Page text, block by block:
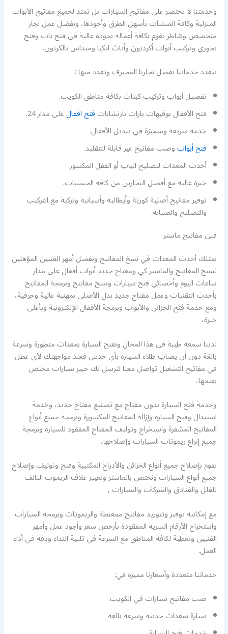
وخدمتنا لا تختصر على مفاتيح السيارات بل تمتد لجميع مفاتيح الأبواب
المنزلية وكافة المنشآت بأسهل الطرق وأجودها، وبفضل عمل نجار
متخصص وشاطر يقوم بكافة أعماله بجودة عالية في فتح باب وفتح
تجوري وتركيب أبواب أكرديون وأثاث ايكيا وميداس بالكرتون.
تتعدد خدماتنا بفضل نجارنا المحترف وتعدد منها :
تفصيل أبواب وتركيب كبتات بكافة مناطق الكويت.
فتح الأقفال بوفيهات بارات بارتشاناتفتح اقفالعلى مدار 24.
خدمة سريعة ومتميزة في تبديل الأقفال.
فتح أبوابوصب مفاتيح غير قابلة للتقليد.
أحدث المعدات لتصليح الباب أو القفل المكسور.
خبرة عالية مع أفضل النجارين من كافة الجنسيات.
توفير مفاتيح أصلية كورية وأيطالية وأسبانية وتركية مع التركيب
والتصليح والصيانة.
فني مفاتيح ماستر
نمتلك أحدث المعدات في نسخ المفاتيح وبفضل أمهر الفنيين المؤهلين
لنسخ المفاتيح والماستر كي ومفتاح جديد أبواب أقفال على مدار
ساعات اليوم وأخصائي فتح سيارات ونسخ مفاتيح وبرمجة المفاتيح
بأحدث التقنيات وعمل مفتاح جديد بدل الأصلي بمهنية عالية وحرفية،
ومع خدمة فتح الخزائن والأبواب وبرمجة الأقفال الإلكترونية وبأعلى
خبرة،
لدينا سمعة طيبة في هذا المجال ونفتح السيارة بمعدات متطورة وسرعة
بالغة دون أن يصاب طلاء السيارة بأي خدش فعند مواجهتك لأي عطل
في مفاتيح التشغيل تواصل معنا لنرسل لك خبير سيارات مختص
بفتحها،
وخدمة فتح السيارة بدون مفتاح مع تصنيع مفتاح جديد، وخدمة
استبدال وفتح السيارة وإزالة المفاتيح المكسورة وبرمجة جميع أنواع
المفاتيح المشفرة واستخراج وتوليف المفتاح المفقود للسيارة وبرمجة
جميع إنراع ريموتات السيارات وإصلاحها،
نقوم بإصلاح جميع أنواع الخزائن والأدراج المكتبية وفتح وتوليف وإصلاح
جميع أنواع السيارات ونختص بالماستر وتغيير غلاف الريموت التالف
للفلل والفنادق والشركات والسيارات ,
مع إمكانية توفير وتتوريد مفاتيح ممغنطة والريموتات وبرمجة السيارات
واستخراج الأرقام السرية المفقودة بأرخص سعر وأجود عمل وأمهر
الفنيين وتغطية لكافة المناطق مع السرعة في تلبية النداء ودقة في أداء
العمل.
خدماتنا متعددة وأسعارنا مميزة في:
صب مفاتيح سيارات في الكويت.
سيارة بمعدات حديثة وسرعة بالغة.